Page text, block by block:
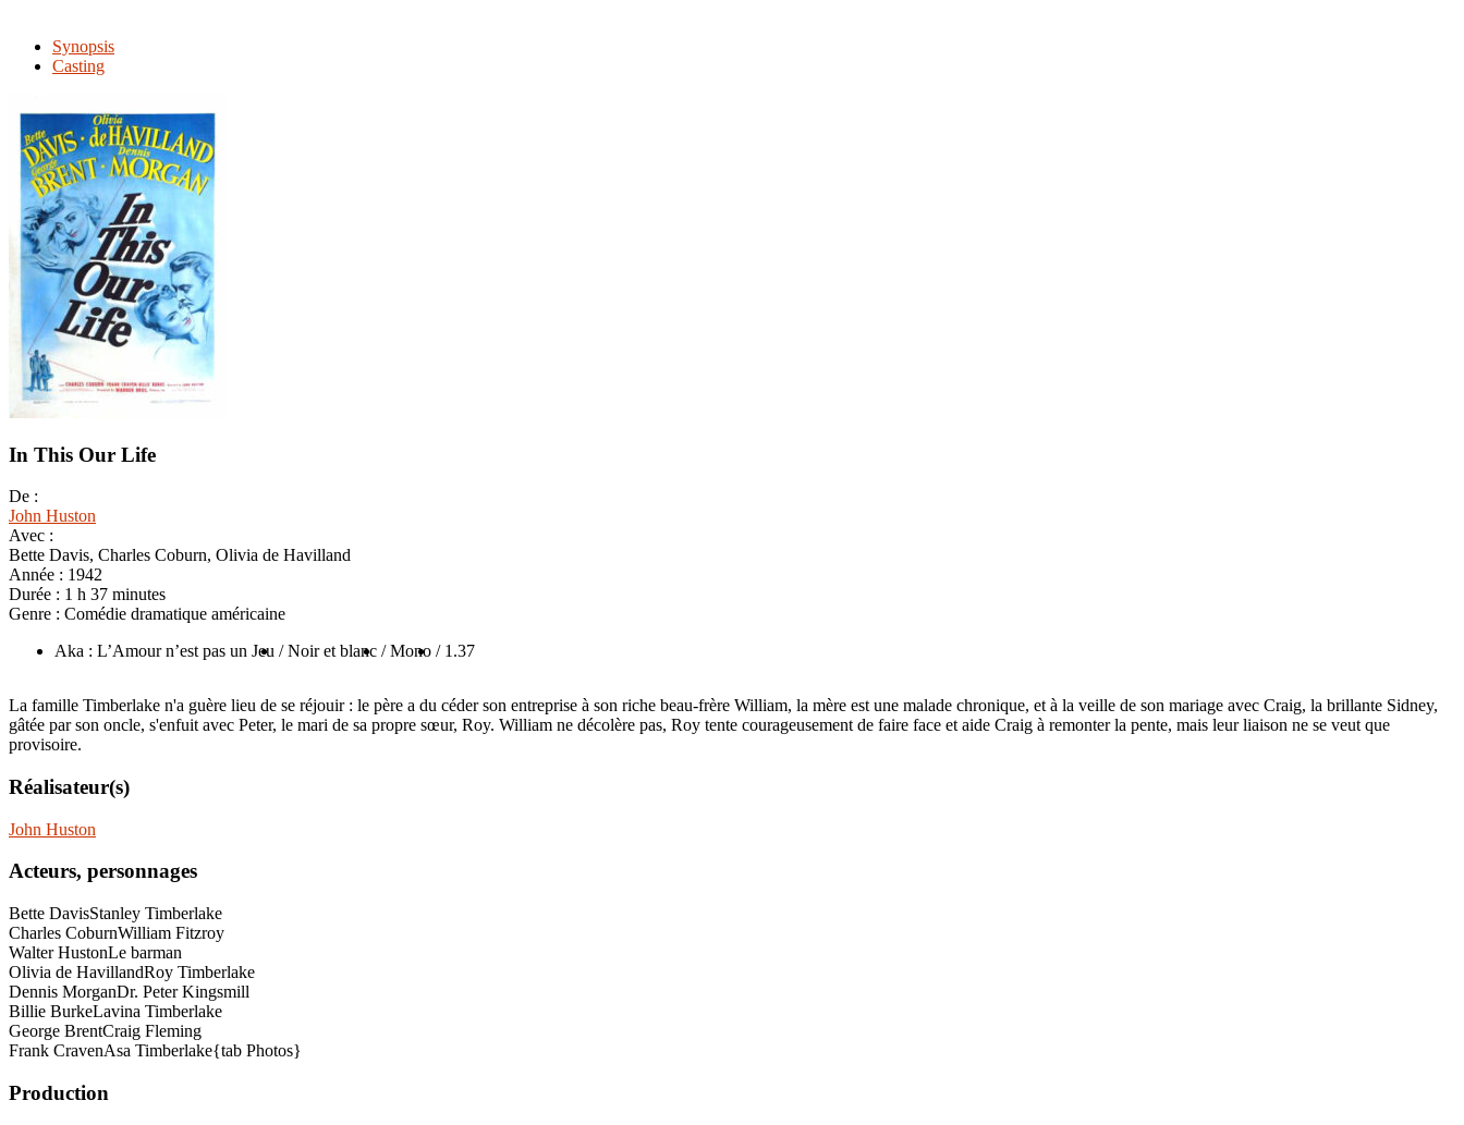
Synopsis
Casting
In This Our Life
De :
John Huston
Avec :
Bette Davis, Charles Coburn, Olivia de Havilland
Année : 1942
Durée : 1 h 37 minutes
Genre : Comédie dramatique américaine
Aka : L’Amour n’est pas un Jeu / Noir et blanc / Mono / 1.37
La famille Timberlake n'a guère lieu de se réjouir : le père a du céder son entreprise à son riche beau-frère William, la mère est une malade chronique, et à la veille de son mariage avec Craig, la brillante Sidney,
gâtée par son oncle, s'enfuit avec Peter, le mari de sa propre sœur, Roy. William ne décolère pas, Roy tente courageusement de faire face et aide Craig à remonter la pente, mais leur liaison ne se veut que
provisoire.
Réalisateur(s)
John Huston
Acteurs, personnages
Bette DavisStanley Timberlake
Charles CoburnWilliam Fitzroy
Walter HustonLe barman
Olivia de HavillandRoy Timberlake
Dennis MorganDr. Peter Kingsmill
Billie BurkeLavina Timberlake
George BrentCraig Fleming
Frank CravenAsa Timberlake{tab Photos}
Production